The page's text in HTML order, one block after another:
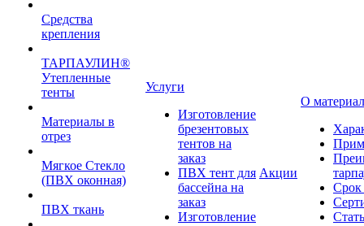
Средства
крепления
ТАРПАУЛИН®
Утепленные
тенты
Материалы в
отрез
Мягкое Стекло
(ПВХ оконная)
ПВХ ткань
Услуги
Изготовление
брезентовых
тентов на
заказ
ПВХ тент для
бассейна на
заказ
Изготовление
Акции
О